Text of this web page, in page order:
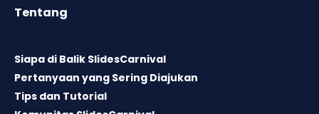
Tentang
Siapa di Balik SlidesCarnival
Pertanyaan yang Sering Diajukan
Tips dan Tutorial